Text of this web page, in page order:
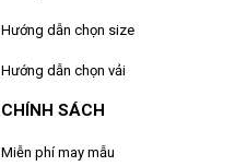
Hướng dẫn chọn size
Hướng dẫn chọn vải
CHÍNH SÁCH
Miễn phí may mẫu